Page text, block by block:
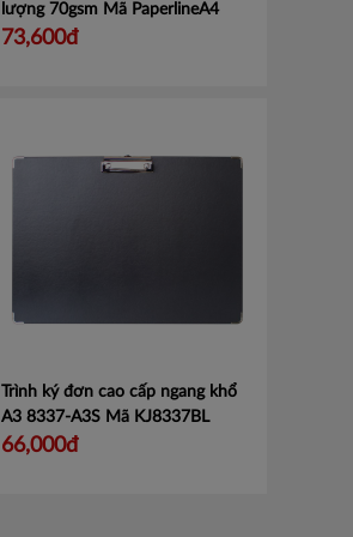
lượng 70gsm Mã PaperlineA4
73,600đ
Trình ký đơn cao cấp ngang khổ
A3 8337-A3S Mã KJ8337BL
66,000đ